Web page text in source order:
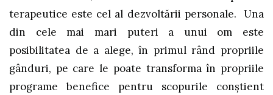
terapeutice este cel al dezvoltării personale. Una
din cele mai mari puteri a unui om este
posibilitatea de a alege, în primul rând propriile
gânduri, pe care le poate transforma în propriile
programe benefice pentru scopurile conştient